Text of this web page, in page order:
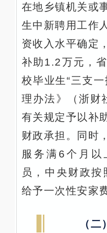
在地乡镇机关或
生中新聘用工作
资收入水平确定
补助1.2万元，
校毕业生“三支
理办法》（浙财
有关规定予以补
财政承担。同时
服务满6个月以
员，中央财政
给予一次性安家
（